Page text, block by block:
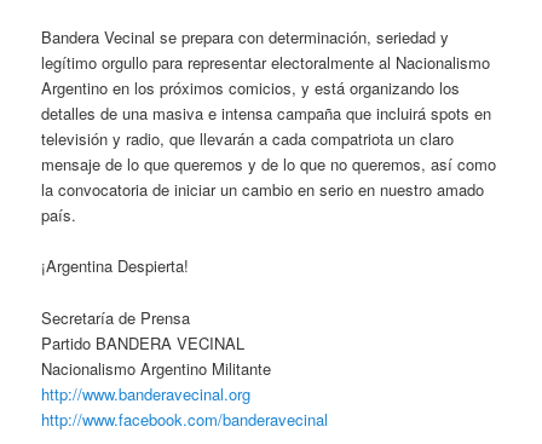
Bandera Vecinal se prepara con determinación, seriedad y
legítimo orgullo para representar electoralmente al Nacionalismo
Argentino en los próximos comicios, y está organizando los
detalles de una masiva e intensa campaña que incluirá spots en
televisión y radio, que llevarán a cada compatriota un claro
mensaje de lo que queremos y de lo que no queremos, así como
la convocatoria de iniciar un cambio en serio en nuestro amado
país.
¡Argentina Despierta!
Secretaría de Prensa
Partido BANDERA VECINAL
Nacionalismo Argentino Militante
http://www.banderavecinal.org
http://www.facebook.com/banderavecinal